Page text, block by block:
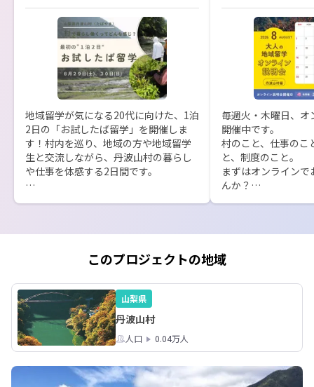
地域留学が気になる20代に向けた、1泊
2日の「お試したば留学」を開催しま
す！村内を巡り、地域の方や地域留学
生と交流しながら、丹波山村の暮らし
や仕事を体感する2日間です。
詳細はこちら👇
※申込締切：8/20（木）23:59
https://smout.jp/plans/30388
毎週火・木曜日、
開催中です。
村のこと、仕事のこ
と、制度のこと。
まずはオンライン
んか？
【8月の開催日程】
8/4(火) 20:00-20:30
8/25(火) 20:00-
8/27(木) 12:10-12:40
このプロジェクトの地域
山梨県
丹波山村
人口 0.04万人